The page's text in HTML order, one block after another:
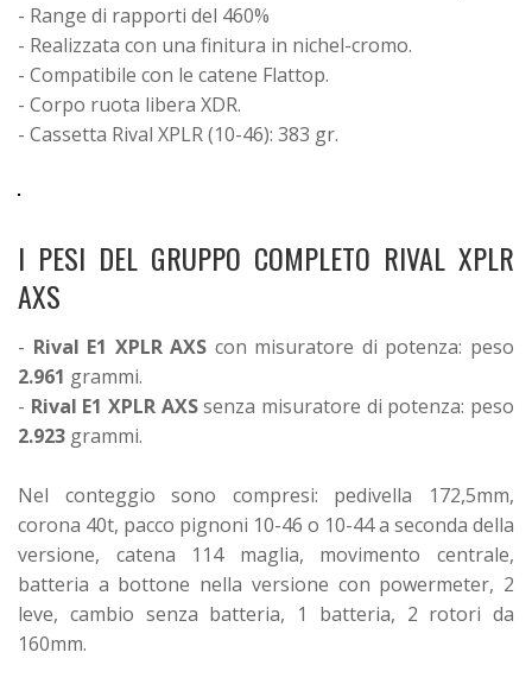
- Range di rapporti del 460%
- Realizzata con una finitura in nichel-cromo.
- Compatibile con le catene Flattop.
- Corpo ruota libera XDR.
- Cassetta Rival XPLR (10-46): 383 gr.
I PESI DEL GRUPPO COMPLETO RIVAL XPLR
AXS
- Rival E1 XPLR AXS con misuratore di potenza: peso
2.961 grammi.
- Rival E1 XPLR AXSsenza misuratore di potenza: peso
2.923 grammi.
Nel conteggio sono compresi: pedivella 172,5mm,
corona 40t, pacco pignoni 10-46 o 10-44 a seconda della
versione, catena 114 maglia, movimento centrale,
batteria a bottone nella versione con powermeter, 2
leve, cambio senza batteria, 1 batteria, 2 rotori da
160mm.